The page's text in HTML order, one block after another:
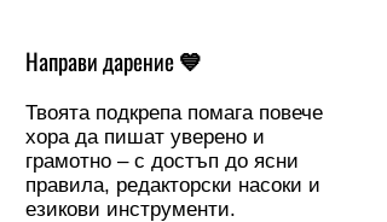
Направи дарение💙
Твоята подкрепа помага повече
хора да пишат уверено и
грамотно – с достъп до ясни
правила, редакторски насоки и
езикови инструменти.